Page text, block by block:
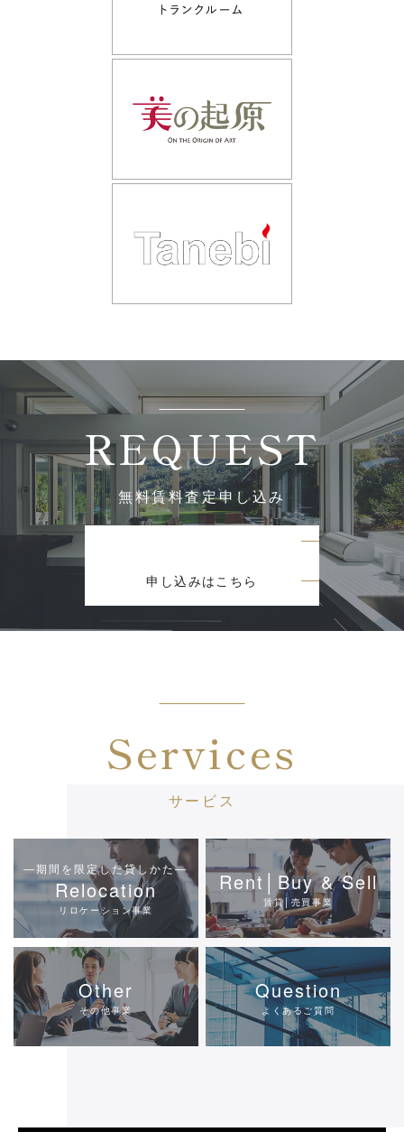
無料賃料査定申し込み
REQUEST
申し込みはこちら
サービス
Services
リロケーション事業
―期間を限定した貸しかた―
Relocation 賃貸│売買事業
Rent│Buy & Sell
その他事業
Other
よくあるご質問
Question